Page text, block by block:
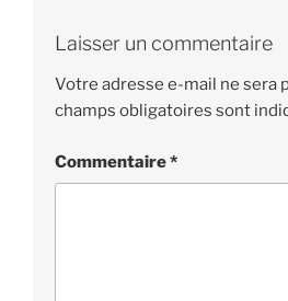
Laisser un commentaire
Votre adresse e-mail ne sera
champs obligatoires sont
Commentaire*